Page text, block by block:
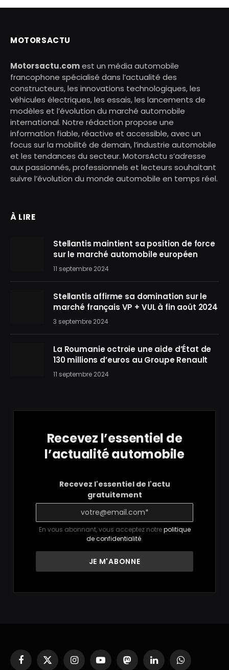
MOTORSACTU
Motorsactu.comest un média automobile
francophone spécialisé dans l’actualité des
constructeurs, les innovations technologiques, les
véhicules électriques, les essais, les lancements de
modèles et l’évolution du marché automobile
international. Notre rédaction propose une
information fiable, réactive et accessible, avec un
focus sur la mobilité de demain, l’industrie automobile
et les tendances du secteur. MotorsActu s’adresse
aux passionnés, professionnels et lecteurs souhaitant
suivre l’évolution du monde automobile en temps réel.
À LIRE
Stellantis maintient sa position de force
sur le marché automobile européen
11 septembre 2024
Stellantis affirme sa domination sur le
marché français VP + VUL à fin août 2024
3 septembre 2024
La Roumanie octroie une aide d’État de
130 millions d’euros au Groupe Renault
11 septembre 2024
Recevez l’essentiel de
l’actualité automobile
Recevez l'essentiel de l'actu
gratuitement
En vous abonnant, vous acceptez notrepolitique
de confidentialité.
Facebook
X
InstagramYouTubeMastodonLinkedInWhatsApp